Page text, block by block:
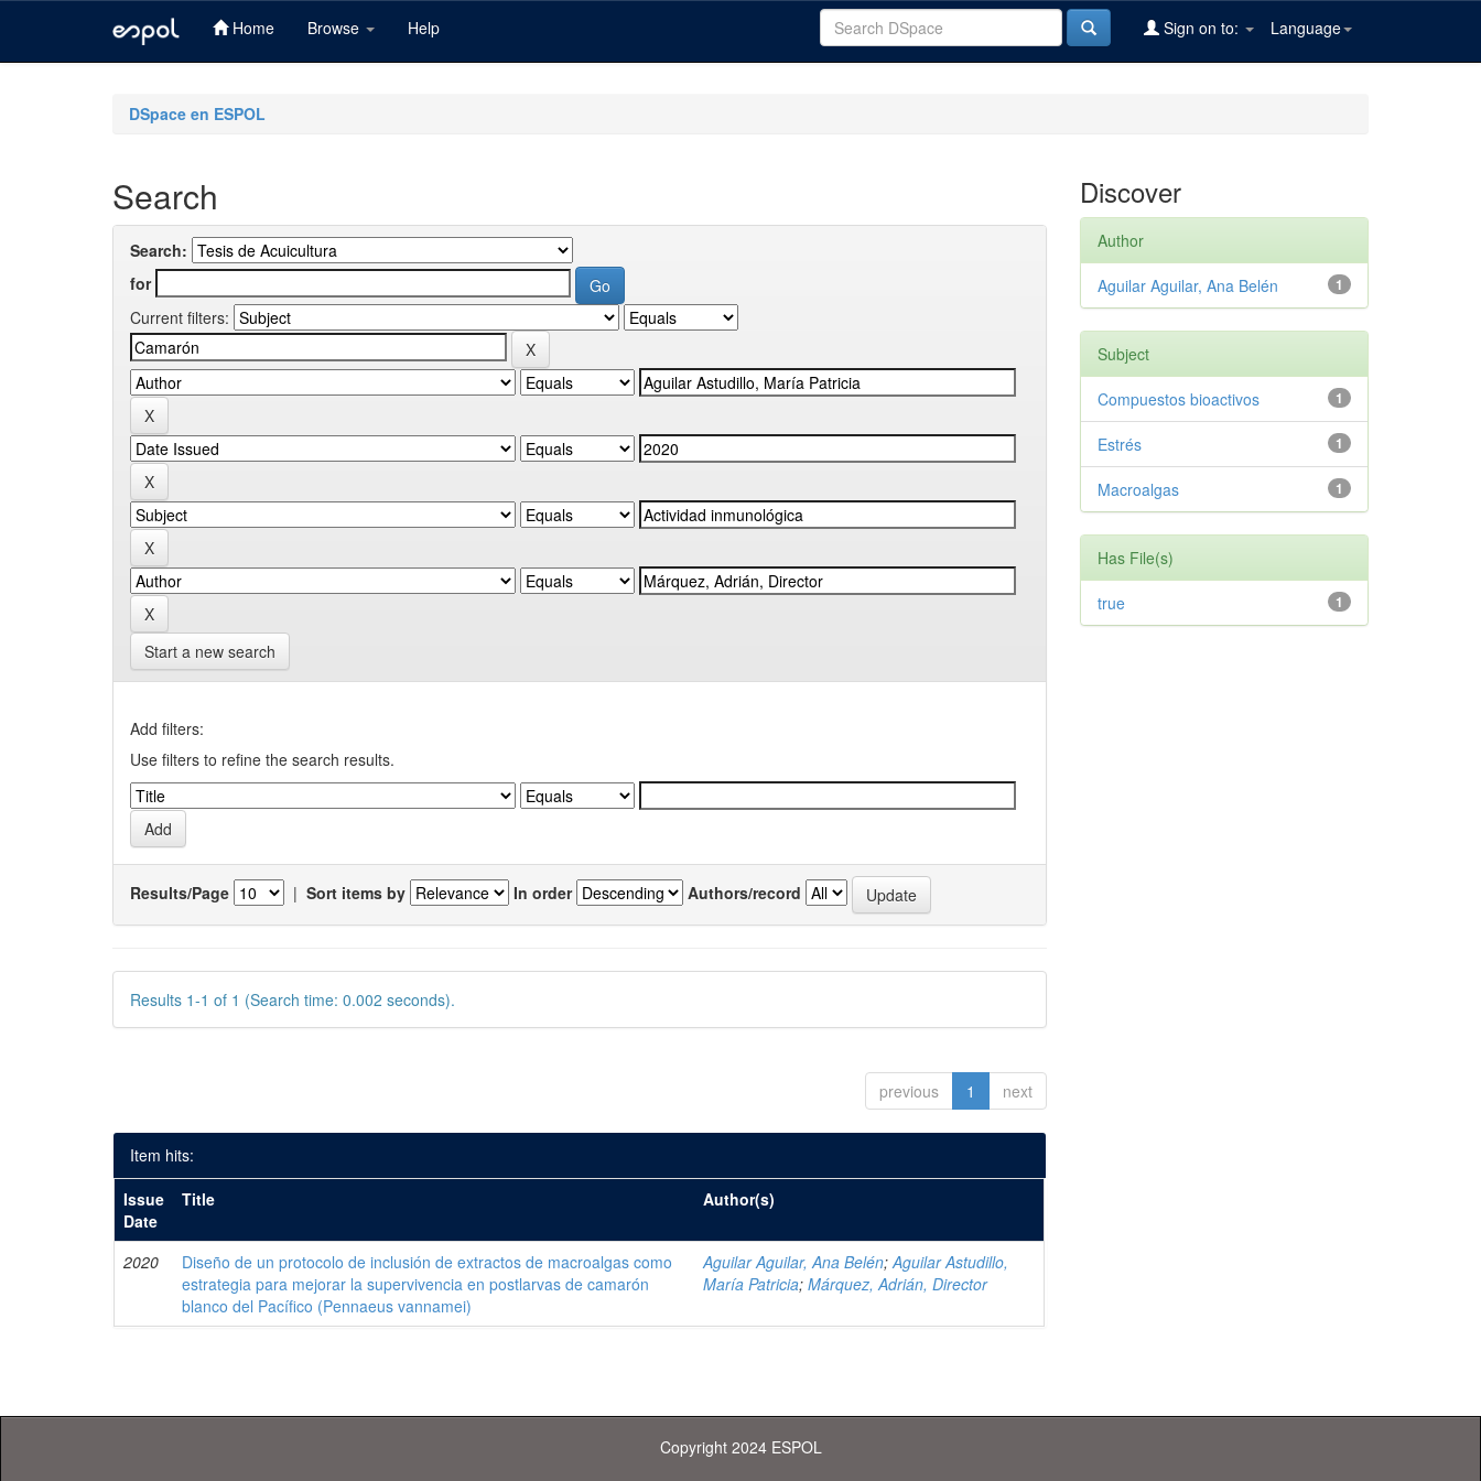
Home Browse Help Language
Sign on to:
DSpace en ESPOL
Search
Search:
for
Current filters:
Start a new search
Add filters:
Use filters to refine the search results.
Results/Page | Sort items by In order Authors/record
Results 1-1 of 1 (Search time: 0.002 seconds).
previous 1 next
Item hits:
Issue
Date
Title Author(s)
2020
Diseño de un protocolo de inclusión de extractos de macroalgas como
estrategia para mejorar la supervivencia en postlarvas de camarón
blanco del Pacífico (Pennaeus vannamei)
Aguilar Aguilar, Ana Belén;Aguilar Astudillo,
María Patricia;Márquez, Adrián, Director
Discover
Author
1
Aguilar Aguilar, Ana Belén
Subject
1
Compuestos bioactivos
1
Estrés
1
Macroalgas
Has File(s)
1
true
Copyright 2024 ESPOL